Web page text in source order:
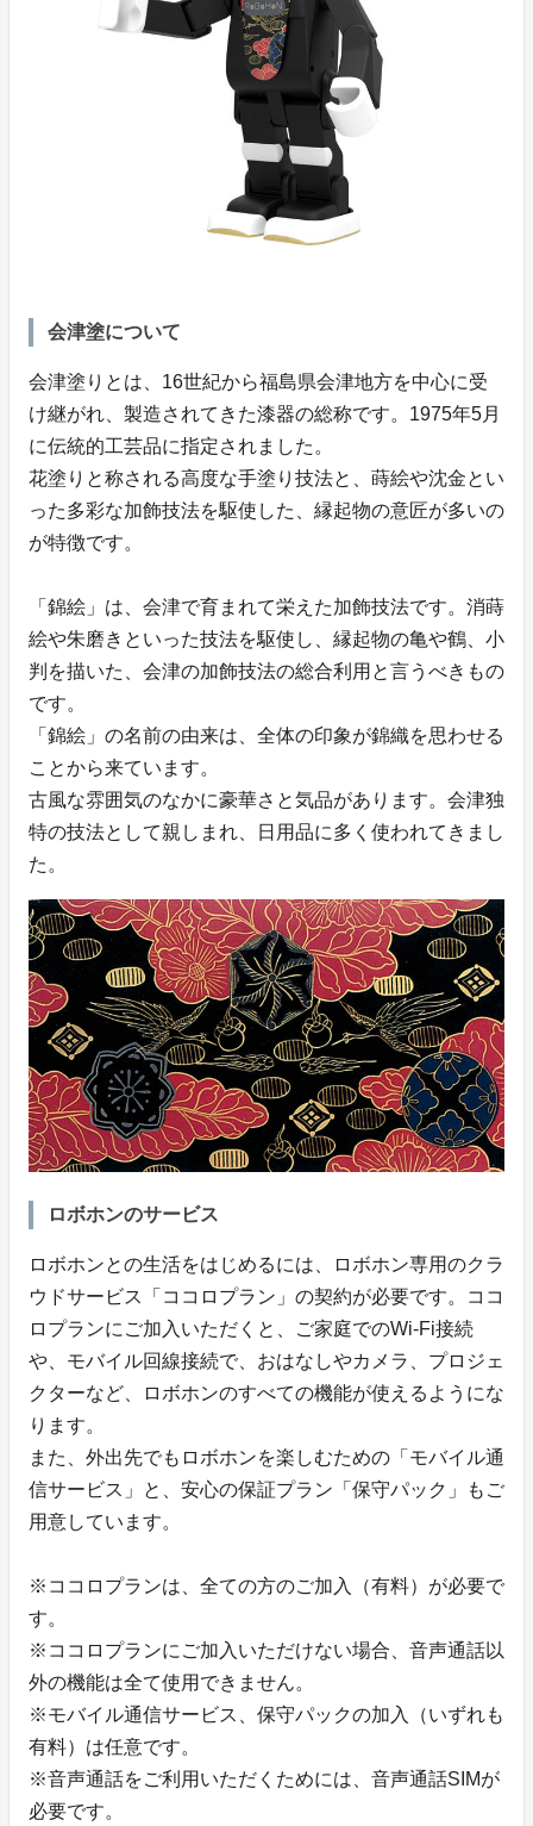
会津塗について
会津塗りとは、16世紀から福島県会津地方を中心に受
け継がれ、製造されてきた漆器の総称です。1975年5月
に伝統的工芸品に指定されました。
花塗りと称される高度な手塗り技法と、蒔絵や沈金とい
った多彩な加飾技法を駆使した、縁起物の意匠が多いの
が特徴です。
「錦絵」は、会津で育まれて栄えた加飾技法です。消蒔
絵や朱磨きといった技法を駆使し、縁起物の亀や鶴、小
判を描いた、会津の加飾技法の総合利用と言うべきもの
です。
「錦絵」の名前の由来は、全体の印象が錦織を思わせる
ことから来ています。
古風な雰囲気のなかに豪華さと気品があります。会津独
特の技法として親しまれ、日用品に多く使われてきまし
た。
ロボホンのサービス
ロボホンとの生活をはじめるには、ロボホン専用のクラ
ウドサービス「ココロプラン」の契約が必要です。ココ
ロプランにご加入いただくと、ご家庭でのWi-Fi接続
や、モバイル回線接続で、おはなしやカメラ、プロジェ
クターなど、ロボホンのすべての機能が使えるようにな
ります。
また、外出先でもロボホンを楽しむための「モバイル通
信サービス」と、安心の保証プラン「保守パック」もご
用意しています。
※ココロプランは、全ての方のご加入（有料）が必要で
す。
※ココロプランにご加入いただけない場合、音声通話以
外の機能は全て使用できません。
※モバイル通信サービス、保守パックの加入（いずれも
有料）は任意です。
※音声通話をご利用いただくためには、音声通話SIMが
必要です。